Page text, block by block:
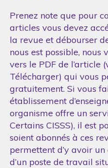
Prenez note que pour
articles vous devez
la revue et débourser
nous est possible, nous
vers le PDF de l’article
Télécharger) qui vous
gratuitement. Si vous
établissement
organisme offre un
Certains CISSS), il est
soient abonnés à ces
permettent d’y avoir
d’un poste de travail